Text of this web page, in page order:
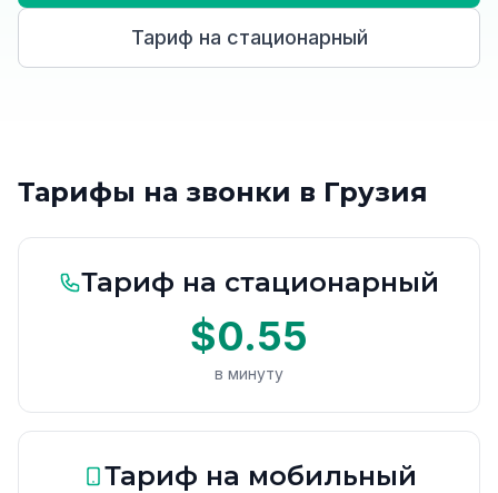
Тариф на стационарный
Тарифы на звонки в Грузия
Тариф на стационарный
$0.55
в минуту
Тариф на мобильный